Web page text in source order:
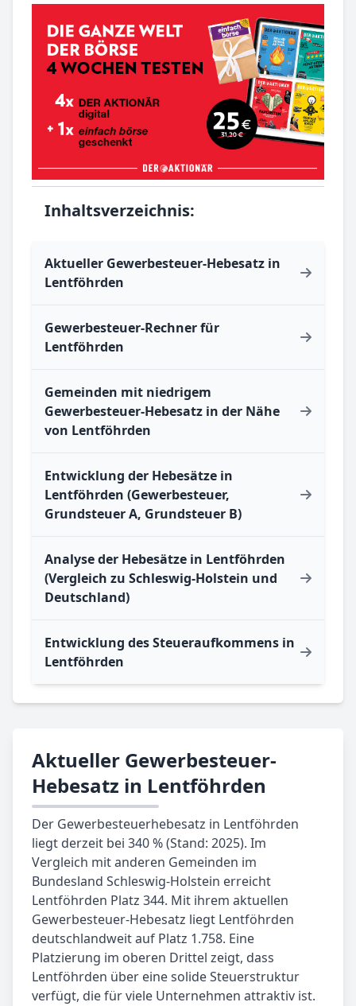
Inhaltsverzeichnis:
Aktueller Gewerbesteuer-Hebesatz in
Lentföhrden
Gewerbesteuer-Rechner für
Lentföhrden
Gemeinden mit niedrigem
Gewerbesteuer-Hebesatz in der Nähe
von Lentföhrden
Entwicklung der Hebesätze in
Lentföhrden (Gewerbesteuer,
Grundsteuer A, Grundsteuer B)
Analyse der Hebesätze in Lentföhrden
(Vergleich zu Schleswig-Holstein und
Deutschland)
Entwicklung des Steueraufkommens in
Lentföhrden
Aktueller Gewerbesteuer-
Hebesatz in Lentföhrden
Der Gewerbesteuerhebesatz in Lentföhrden
liegt derzeit bei 340 % (Stand: 2025). Im
Vergleich mit anderen Gemeinden im
Bundesland Schleswig-Holstein erreicht
Lentföhrden Platz 344. Mit ihrem aktuellen
Gewerbesteuer-Hebesatz liegt Lentföhrden
deutschlandweit auf Platz 1.758. Eine
Platzierung im oberen Drittel zeigt, dass
Lentföhrden über eine solide Steuerstruktur
verfügt, die für viele Unternehmen attraktiv ist.